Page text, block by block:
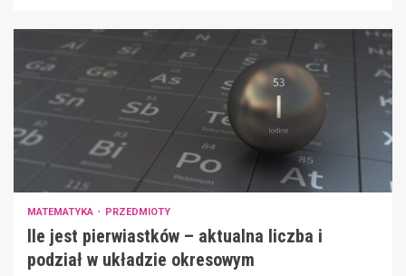
MATEMATYKA PRZEDMIOTY
Ile jest pierwiastków – aktualna liczba i
podział w układzie okresowym